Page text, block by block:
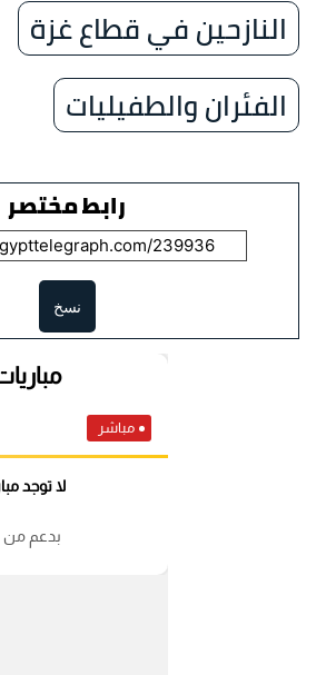
النازحين في قطاع غزة
الفئران والطفيليات
رابط مختصر
نسخ